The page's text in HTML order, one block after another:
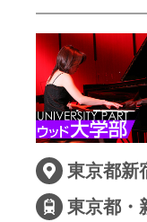
東京都新
東京都・